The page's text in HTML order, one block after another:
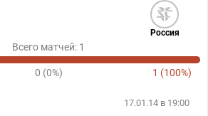
Россия
Всего матчей: 1
0 (0%) 1 (100%)
17.01.14 в 19:00